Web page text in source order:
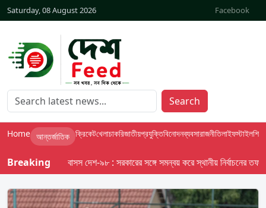
Saturday, 08 August 2026 Facebook
Search
Home আন্তর্জাতিক ক্রিকেটখেলাচাকরিজাতীয়প্রযুক্তিবিনোদনব্যবসারাজনীতিলাইফস্টাইলশিক্ষা
Breaking বাসস দেশ-৯৮ : সরকারের সঙ্গে সমন্বয় করে স্থানীয় নির্বাচনের